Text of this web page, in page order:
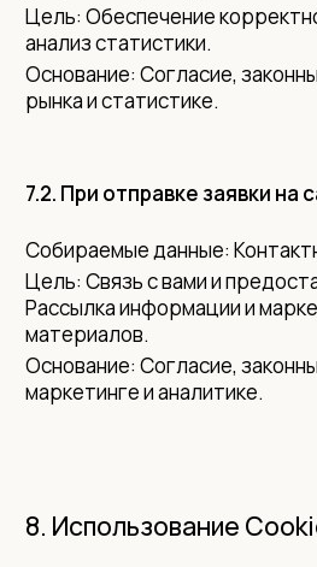
Цель: Обеспечение
анализ статистики.
Основание: Согласие,
рынка и статистике.
7.2. При отправке заявки на
Собираемые данные:
Цель: Связь с вами и
Рассылка информации и
материалов.
Основание: Согласие,
маркетинге и аналитике.
8. Использование